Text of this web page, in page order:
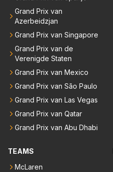
Grand Prix van
Azerbeidzjan
Grand Prix van Singapore
Grand Prix van de
Verenigde Staten
Grand Prix van Mexico
Grand Prix van São Paulo
Grand Prix van Las Vegas
Grand Prix van Qatar
Grand Prix van Abu Dhabi
TEAMS
McLaren